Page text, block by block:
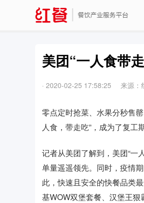
美团“一人食带
· 2020-02-25 17:58:25 来源：
零点定时抢菜、水果分秒售
人食，带走吃”，成为了复工
记者从美团了解到，美团“一
单量遥遥领先。同时，疫情
此，快速且安全的快餐品类
基WOW双堡套餐、汉堡王